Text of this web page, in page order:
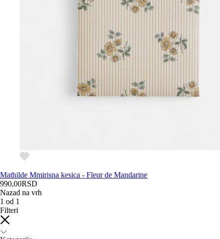
Mathilde Mmirisna kesica - Fleur de Mandarine
990,00RSD
Nazad na vrh
1 od 1
Filteri